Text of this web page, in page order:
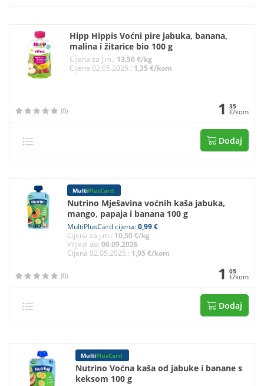
Hipp Hippis Voćni pire jabuka, banana,
malina i žitarice bio 100 g
Cijena za j.m.: 13,50 €/kg
Cijena 02.05.2025.: 1,35 €/kom
(0) 1 35
€/kom
Dodaj
MultiPlusCard
Nutrino Mješavina voćnih kaša jabuka,
mango, papaja i banana 100 g
MultiPlusCard cijena:0,99 €
Cijena za j.m.: 10,50 €/kg
Vrijedi do: 06.09.2026
Cijena 02.05.2025.: 1,05 €/kom
(0) 1 05
€/kom
Dodaj
MultiPlusCard
Nutrino Voćna kaša od jabuke i banane s
keksom 100 g